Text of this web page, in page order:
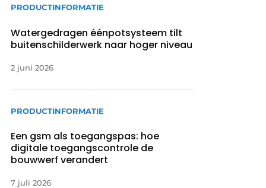
PRODUCTINFORMATIE
Watergedragen éénpotsysteem tilt
buitenschilderwerk naar hoger niveau
2 juni 2026
PRODUCTINFORMATIE
Een gsm als toegangspas: hoe
digitale toegangscontrole de
bouwwerf verandert
7 juli 2026